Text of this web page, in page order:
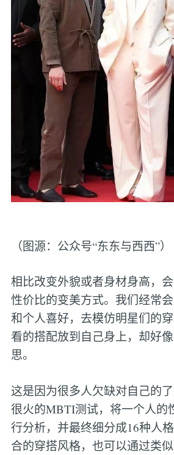
（图源：公众号“东东与西西”）
相比改变外貌或者身材身高，
性价比的变美方式。我们经常
和个人喜好，去模仿明星们的
看的搭配放到自己身上，却好
思。
这是因为很多人欠缺对自己的
很火的MBTI测试，将一个人的
行分析，并最终细分成16种人
合的穿搭风格，也可以通过类似